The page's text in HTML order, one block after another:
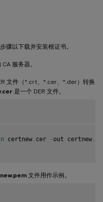
骤以下载并安装根证书。
服务器。
文件（*.crt、*.cer、*.der）转换
是一个 DER 文件。
certnew . cer - out certnew .
文件用作示例。